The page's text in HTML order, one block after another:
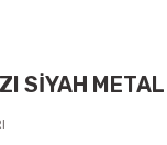
SİYAH METAL